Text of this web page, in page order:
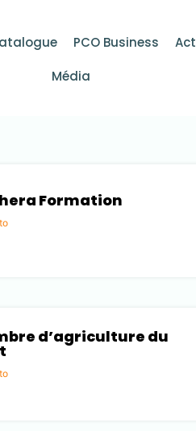
PCO Business
Média
Formation
d’agriculture du